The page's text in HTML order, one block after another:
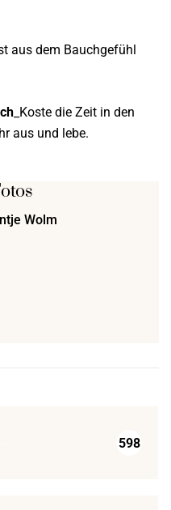
aus dem Bauchgefühl
_Koste die Zeit in den
aus und lebe.
Wolm
598